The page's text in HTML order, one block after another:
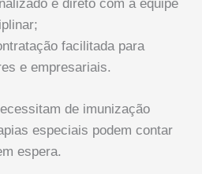
e direto com a equipe
facilitada para
e empresariais.
de imunização
especiais podem contar
espera.